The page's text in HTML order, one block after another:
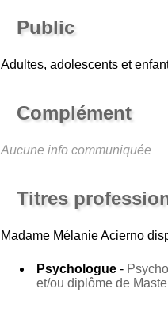
Public
Adultes, adolescents et
Complément
Aucune info communiquée
Titres
Madame Mélanie Acierno
Psychologue-
et/ou diplôme de